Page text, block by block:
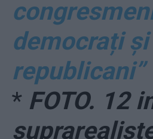
democrați și
republicani”
* FOTO. 12